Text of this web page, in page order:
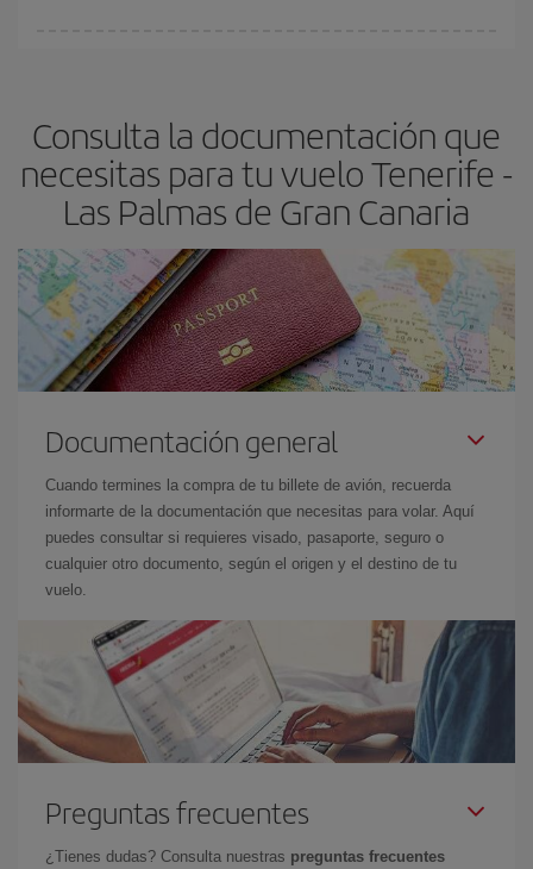
avión más baratos te saldrán. Además, si buscas los vuelos con
las fechas y los horarios del viaje un poco abiertos, podráselegir
el precio más barato.
Consulta la documentación que
necesitas para tu vuelo Tenerife -
Las Palmas de Gran Canaria
Documentación general
Cuando termines la compra de tu billete de avión, recuerda
informarte de la documentación que necesitas para volar. Aquí
puedes consultar si requieres visado, pasaporte, seguro o
cualquier otro documento, según el origen y el destino de tu
vuelo.
Preguntas frecuentes
¿Tienes dudas? Consulta nuestras preguntas frecuentes